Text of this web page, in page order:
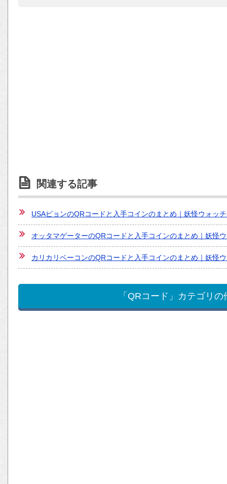
関連する記事
USAピョンのQRコードと入手コインのまとめ｜妖怪ウォッ
オッタマゲーターのQRコードと入手コインのまとめ｜妖怪
カリカリベーコンのQRコードと入手コインのまとめ｜妖怪
「QRコード」カテゴリ